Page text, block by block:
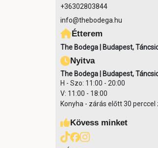
+36302803844
info@thebodega.hu
Étterem
The Bodega | Budapest,
Nyitva
The Bodega | Budapest,
H - Szo: 11:00 - 20:00
V: 11:00 - 18:00
Konyha - zárás előtt 30 perccel
Kövess minket